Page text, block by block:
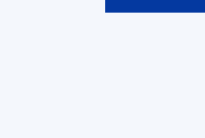
ویزیت